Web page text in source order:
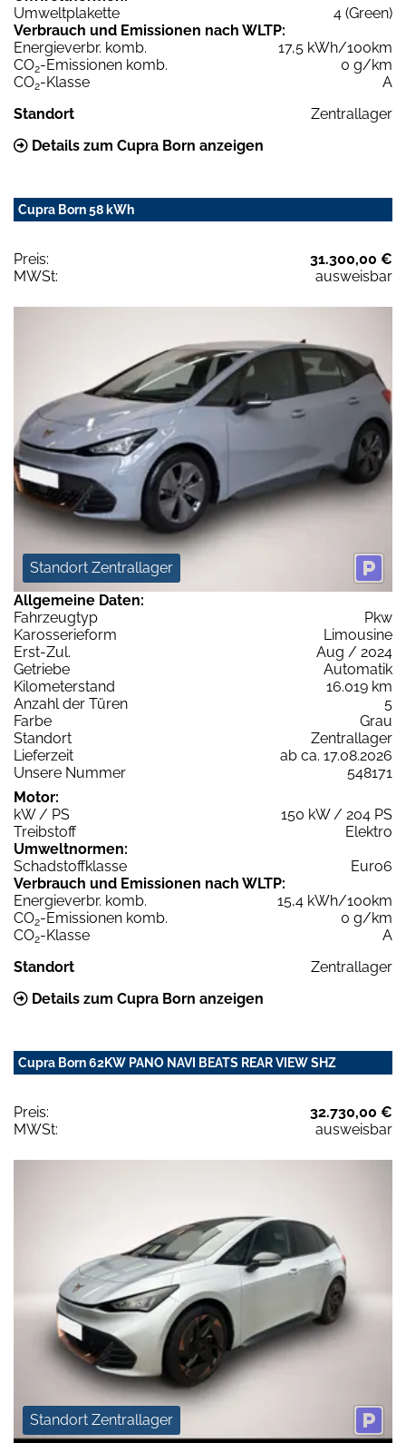
Umweltplakette
4 (Green)
Verbrauch und Emissionen nach WLTP:
Energieverbr. komb.
17,5 kWh/100km
CO2-Emissionen komb.
0 g/km
CO2-Klasse
A
Standort
Zentrallager
Details zum Cupra Born anzeigen
Cupra Born 58 kWh
Preis:
31.300,00 €
MWSt:
ausweisbar
Standort Zentrallager
Allgemeine Daten:
Fahrzeugtyp
Pkw
Karosserieform
Limousine
Erst-Zul.
Aug / 2024
Getriebe
Automatik
Kilometerstand
16.019 km
Anzahl der Türen
5
Farbe
Grau
Standort
Zentrallager
Lieferzeit
ab ca. 17.08.2026
Unsere Nummer
548171
Motor:
kW / PS
150 kW / 204 PS
Treibstoff
Elektro
Umweltnormen:
Schadstoffklasse
Euro6
Verbrauch und Emissionen nach WLTP:
Energieverbr. komb.
15,4 kWh/100km
CO2-Emissionen komb.
0 g/km
CO2-Klasse
A
Standort
Zentrallager
Details zum Cupra Born anzeigen
Cupra Born 62KW PANO NAVI BEATS REAR VIEW SHZ
Preis:
32.730,00 €
MWSt:
ausweisbar
Standort Zentrallager